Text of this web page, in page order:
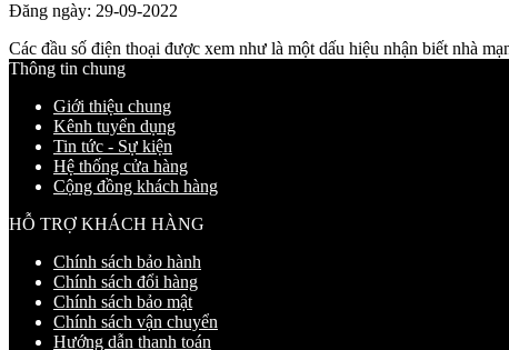
Đăng ngày: 29-09-2022
Các đầu số điện thoại được xem như là một dấu hiệu nhận biết nhà
Thông tin chung
Giới thiệu chung
Kênh tuyển dụng
Tin tức - Sự kiện
Hệ thống cửa hàng
Cộng đồng khách hàng
HỖ TRỢ KHÁCH HÀNG
Chính sách bảo hành
Chính sách đổi hàng
Chính sách bảo mật
Chính sách vận chuyển
Hướng dẫn thanh toán